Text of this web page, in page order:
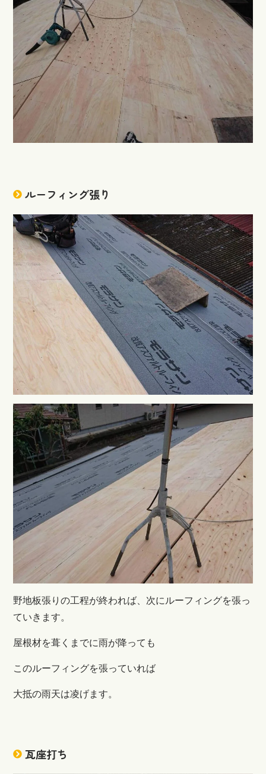
ルーフィング張り
野地板張りの工程が終われば、次にルーフィングを張っ
ていきます。
屋根材を葺くまでに雨が降っても
このルーフィングを張っていれば
大抵の雨天は凌げます。
瓦座打ち